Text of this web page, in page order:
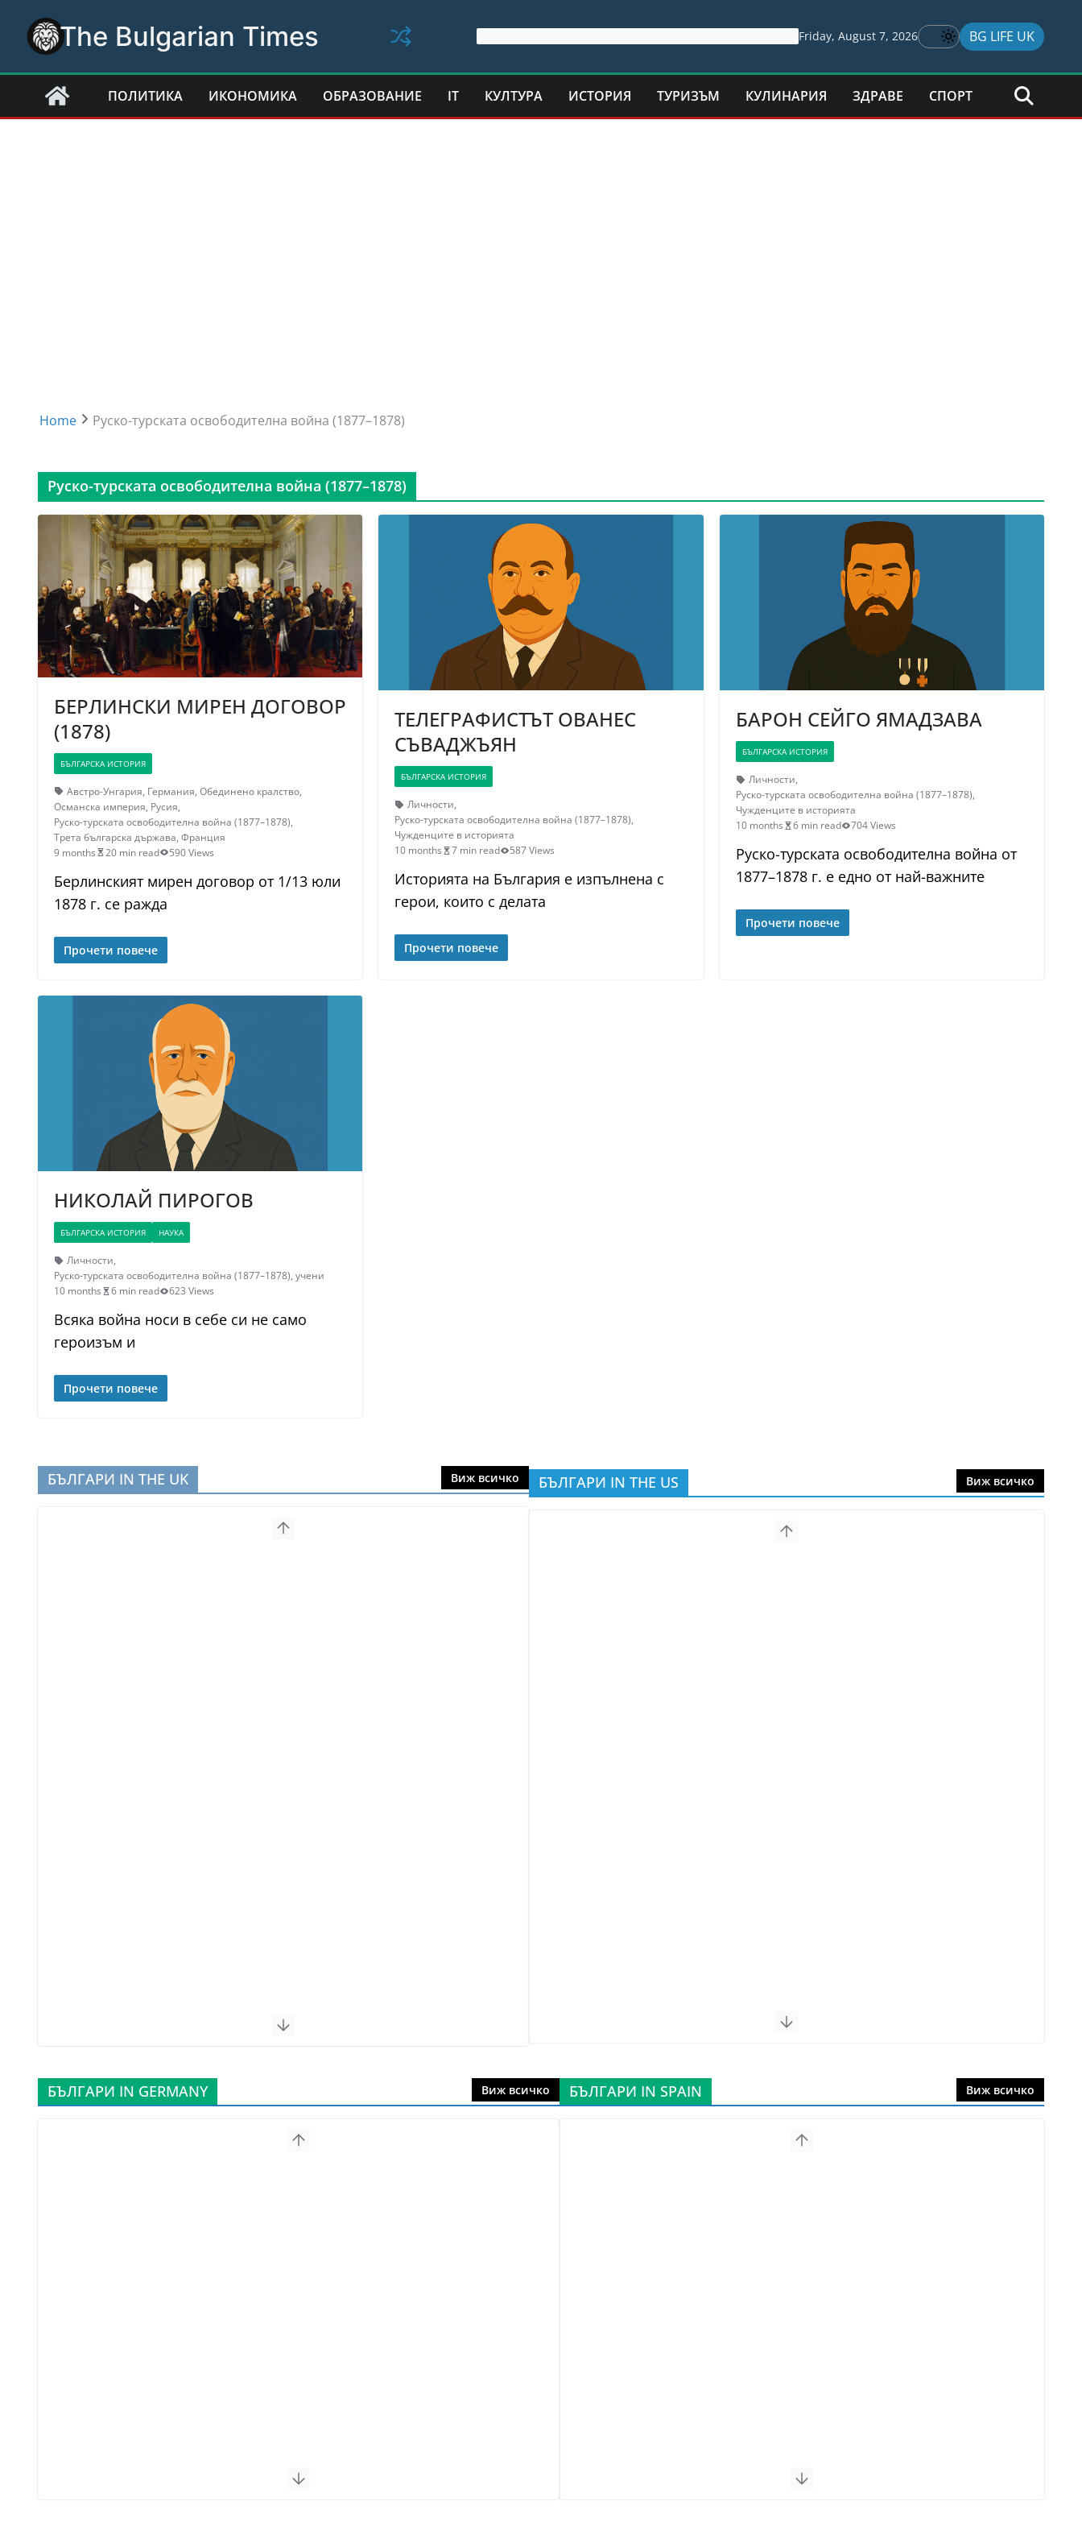
content
The Bulgarian Times Friday, August 7, 2026 BG LIFE UK
ПОЛИТИКА ИКОНОМИКА ОБРАЗОВАНИЕ IT КУЛТУРА ИСТОРИЯ ТУРИЗЪМ КУЛИНАРИЯ ЗДРАВЕ СПОРТ
Home Руско-турската освободителна война (1877–1878)
Руско-турската освободителна война (1877–1878)
БЕРЛИНСКИ МИРЕН ДОГОВОР
(1878)
БЪЛГАРСКА ИСТОРИЯ
Австро-Унгария, Германия, Обединено кралство,
Османска империя, Русия,
Руско-турската освободителна война (1877–1878),
Трета българска държава, Франция
9 months
20 min read 590 Views
Берлинският мирен договор от 1/13 юли
1878 г. се ражда
Прочети повече
ТЕЛЕГРАФИСТЪТ ОВАНЕС
СЪВАДЖЪЯН
БЪЛГАРСКА ИСТОРИЯ
Личности,
Руско-турската освободителна война (1877–1878),
Чужденците в историята
10 months
7 min read 587 Views
Историята на България е изпълнена с
герои, които с делата
Прочети повече
БАРОН СЕЙГО ЯМАДЗАВА
БЪЛГАРСКА ИСТОРИЯ
Личности,
Руско-турската освободителна война (1877–1878),
Чужденците в историята
10 months
6 min read 704 Views
Руско-турската освободителна война от
1877–1878 г. е едно от най-важните
Прочети повече
НИКОЛАЙ ПИРОГОВ
БЪЛГАРСКА ИСТОРИЯ НАУКА
Личности,
Руско-турската освободителна война (1877–1878), учени
10 months
6 min read 623 Views
Всяка война носи в себе си не само
героизъм и
Прочети повече
БЪЛГАРИ IN THE UK Виж всичко БЪЛГАРИ IN THE US Виж всичко
БЪЛГАРИ IN GERMANY Виж всичко БЪЛГАРИ IN SPAIN Виж всичко